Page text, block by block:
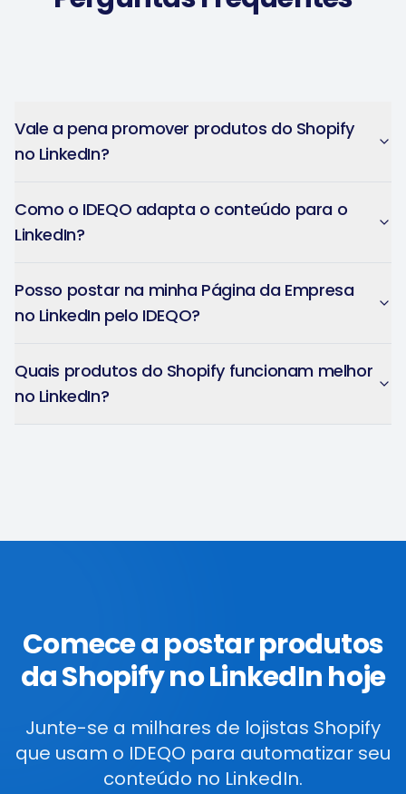
Vale a pena promover produtos do Shopify
no LinkedIn?
Como o IDEQO adapta o conteúdo para o
LinkedIn?
Posso postar na minha Página da Empresa
no LinkedIn pelo IDEQO?
Quais produtos do Shopify funcionam melhor
no LinkedIn?
Comece a postar produtos
da Shopify no LinkedIn hoje
Junte-se a milhares de lojistas Shopify
que usam o IDEQO para automatizar seu
conteúdo no LinkedIn.